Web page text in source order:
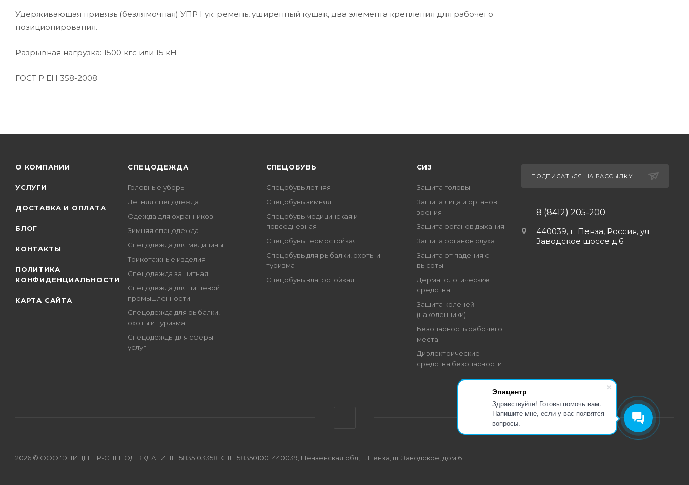
Эпицентр
Здравствуйте! Готовы помочь вам.
Напишите мне, если у вас появятся
вопросы.
Удерживающая привязь (безлямочная) УПР I ук: ремень, уширенный кушак, два элемента крепления для рабочего
позиционирования.
Разрывная нагрузка: 1500 кгс или 15 кН
ГОСТ Р ЕН 358-2008
О КОМПАНИИ
УСЛУГИ
ДОСТАВКА И ОПЛАТА
БЛОГ
КОНТАКТЫ
ПОЛИТИКА
КОНФИДЕНЦИАЛЬНОСТИ
КАРТА САЙТА
СПЕЦОДЕЖДА
Головные уборы
Летняя спецодежда
Одежда для охранников
Зимняя спецодежда
Спецодежда для медицины
Трикотажные изделия
Спецодежда защитная
Спецодежда для пищевой
промышленности
Спецодежда для рыбалки,
охоты и туризма
Спецодежды для сферы
услуг
CПЕЦОБУВЬ
Спецобувь летняя
Спецобувь зимняя
Спецобувь медицинская и
повседневная
Спецобувь термостойкая
Спецобувь для рыбалки, охоты и
туризма
Спецобувь влагостойкая
СИЗ
Защита головы
Защита лица и органов
зрения
Защита органов дыхания
Защита органов слуха
Защита от падения с
высоты
Дерматологические
средства
Защита коленей
(наколенники)
Безопасность рабочего
места
Диэлектрические
средства безопасности
ПОДПИСАТЬСЯ НА РАССЫЛКУ
8 (8412) 205-200
440039, г. Пенза, Россия, ул.
Заводское шоссе д.6
2026 © ООО "ЭПИЦЕНТР-СПЕЦОДЕЖДА" ИНН 5835103358 КПП 583501001 440039, Пензенская обл, г. Пенза, ш. Заводское, дом 6